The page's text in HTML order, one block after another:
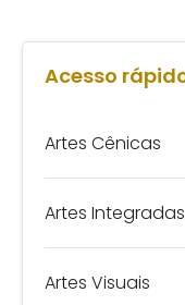
Acesso
Artes Cênicas
Artes Integradas
Artes Visuais